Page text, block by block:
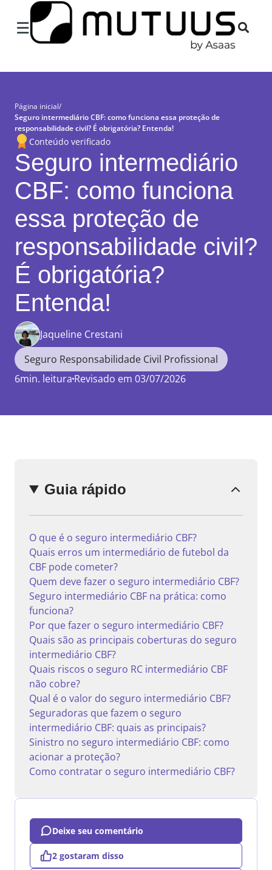
☰
Página inicial/
Seguro intermediário CBF: como funciona essa proteção de
responsabilidade civil? É obrigatória? Entenda!
Conteúdo verificado
Seguro intermediário
CBF: como funciona
essa proteção de
responsabilidade civil?
É obrigatória?
Entenda!
Jaqueline Crestani
Seguro Responsabilidade Civil Profissional
6min. leitura Revisado em 03/07/2026
Guia rápido
O que é o seguro intermediário CBF?
Quais erros um intermediário de futebol da
CBF pode cometer?
Quem deve fazer o seguro intermediário CBF?
Seguro intermediário CBF na prática: como
funciona?
Por que fazer o seguro intermediário CBF?
Quais são as principais coberturas do seguro
intermediário CBF?
Quais riscos o seguro RC intermediário CBF
não cobre?
Qual é o valor do seguro intermediário CBF?
Seguradoras que fazem o seguro
intermediário CBF: quais as principais?
Sinistro no seguro intermediário CBF: como
acionar a proteção?
Como contratar o seguro intermediário CBF?
Deixe seu comentário
2 gostaram disso